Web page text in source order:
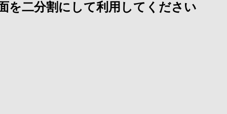
を二分割にして利用してください